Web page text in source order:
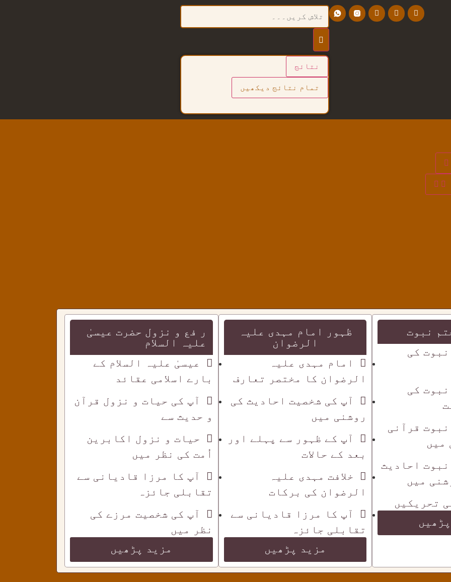
نتائج
تمام نتائج دیکھیں
نبوت
کی
کی
قرآنی
میں
احادیث
میں
تحریکیں
ظہور امام مہدی علیہ
الرضوان
امام مہدی علیہ
الرضوان کا مختصر تعارف
آپ کی شخصیت احادیث کی
روشنی میں
آپ کے ظہور سے پہلے اور
بعد کے حالات
خلافت مہدی علیہ
الرضوان کی برکات
آپ کا مرزا قادیانی سے
تقابلی جائزہ
مزید پڑھیں
ر فع و نزول حضرت عیسیٰ
علیہ السلام
عیسیٰ علیہ السلام کے
بارے اسلامی عقائد
آپ کی حیات و نزول قرآن
و حدیث سے
حیات و نزول اکابرین
اُمت کی نظر میں
آپ کا مرزا قادیانی سے
تقابلی جائزہ
آپ کی شخصیت مرزے کی
نظر میں
مزید پڑھیں